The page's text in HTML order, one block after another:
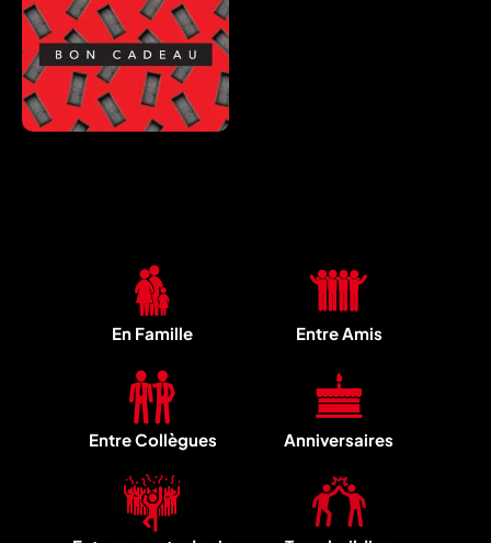
En Famille Entre Amis
Entre Collègues Anniversaires